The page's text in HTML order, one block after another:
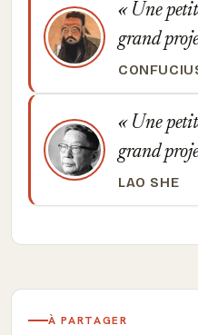
Une
grand
Une
grand
LAO SHE
À PARTAGER